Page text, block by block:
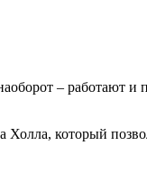
– работают и
который